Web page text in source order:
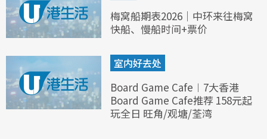
梅窝船期表2026｜中环来往梅窝
快船、慢船时间+票价
室内好去处
Board Game Cafe︱7大香港
Board Game Cafe推荐 158元起
玩全日 旺角/观塘/荃湾